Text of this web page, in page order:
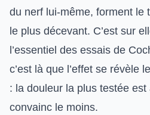
du nerf lui-même, forment le
le plus décevant. C’est sur
l’essentiel des essais de
c’est là que l’effet se révèle
: la douleur la plus testée
convainc le moins.